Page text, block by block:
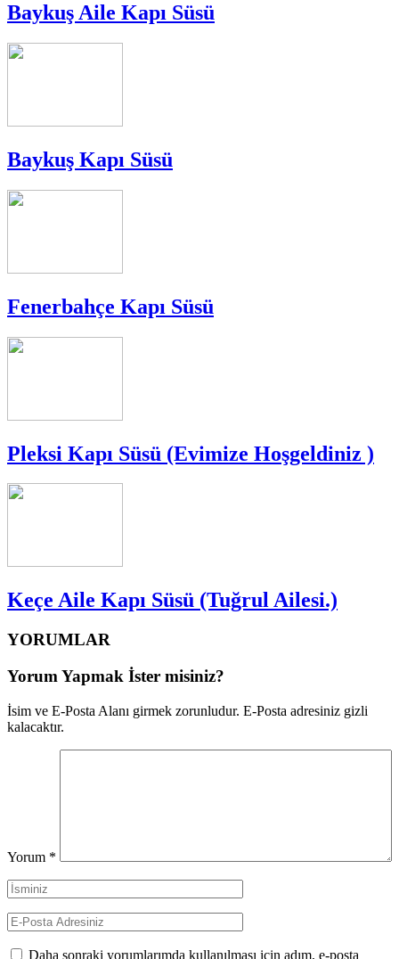
Baykuş Aile Kapı Süsü
Baykuş Kapı Süsü
Fenerbahçe Kapı Süsü
Pleksi Kapı Süsü (Evimize Hoşgeldiniz )
Keçe Aile Kapı Süsü (Tuğrul Ailesi.)
YORUMLAR
Yorum Yapmak İster misiniz?
İsim ve E-Posta Alanı girmek zorunludur. E-Posta adresiniz gizli
kalacaktır.
Yorum *
Daha sonraki yorumlarımda kullanılması için adım, e-posta